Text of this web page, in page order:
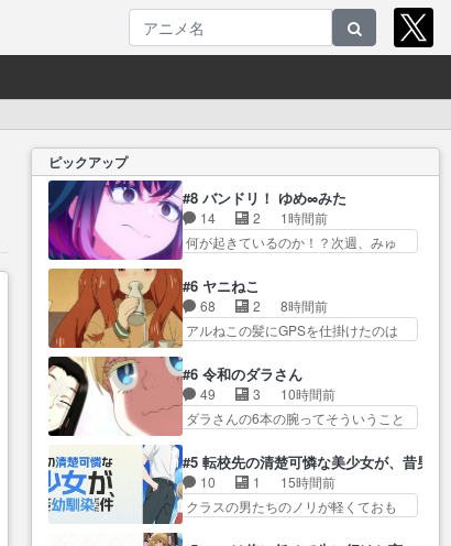
ピックアップ
#8 バンドリ！ ゆめ∞みた
14 2
1時間前
何が起きているのか！？次週、みゅ
を奪うのではなく敢えて… 助け
たい気持ちはあるでも、それだけじ
ゃど… あられ等の学校へ転校し
てきた律の歓迎会が… そろそろ
け… ようやくバンドの中での深
い対話やそこから… ああいうの
まとめ動画って言うんですか？
言うんですか？あ… トンデモ展
開（いや元からだけど！）にな
り… ユノは海鈴のような傭兵タ
イプで人間関係の…
#6 ヤニねこ
68 2
8時間前
アルねこの髪にGPSを仕掛けたのは
軽トラで回収してやる… 珍しく
綺麗なシーン多かったな。派遣獣人
ト… 新キャラ「ペンペンねこ」
CV.小林ゆうさ… アルねこ無双で
相模原から江の島行く時ってこの道
通らない… 車で一時間はかかる
距離を徘徊するアル子、… でも
#6 令和のダラさん
49 3
10時間前
ダラさんの6本の腕ってそういうこと
が全てありまして『お… 『過去
回想①』しっかり男の子系趣味の薫
◎… ガンバルゼーのOPを本気で
作るんじゃねぇ… 日向と薫は親
#5 転校先の清楚可憐な美少女が、昔男
10 1
15時間前
クラスの男たちのノリが軽くておも